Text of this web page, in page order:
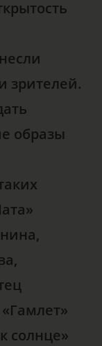
зрителей.
образы
солнце»